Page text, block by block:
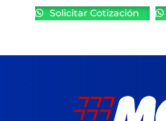
Solicitar Cotización